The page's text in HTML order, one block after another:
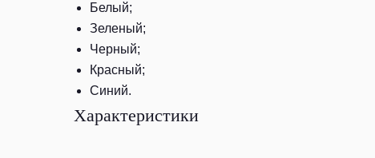
Белый;
Зеленый;
Черный;
Красный;
Синий.
Характеристики